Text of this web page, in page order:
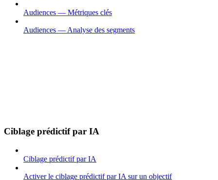
Audiences — Métriques clés
Audiences — Analyse des segments
Ciblage prédictif par IA
Ciblage prédictif par IA
Activer le ciblage prédictif par IA sur un objectif